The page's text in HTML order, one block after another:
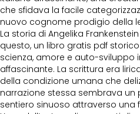
che sfidava la facile
nuovo cognome prodigio della
La storia di Angelika
questo, un libro gratis pdf
scienza, amore e auto-sviluppo
affascinante. La scrittura era
della condizione umana che
narrazione stessa sembrava un
sentiero sinuoso attraverso una